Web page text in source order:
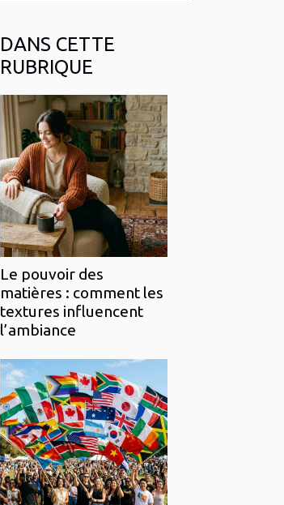
DANS CETTE
RUBRIQUE
Le pouvoir des
matières : comment les
textures influencent
l’ambiance